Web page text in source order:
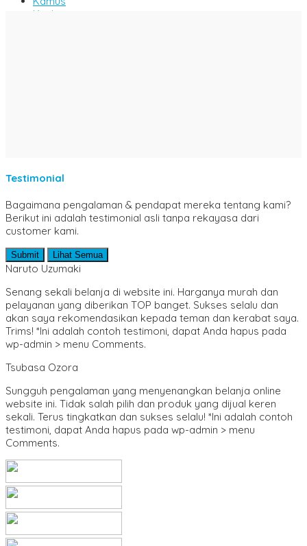
Kitab
Puisi
Sains & Teknologi
SD/ MI
Sejarah & Biografi
Seni & Bahasa Sastra
SMA/ MA
SMP/ MTS
Sosial dan Budaya
Teknik Sipil
Umum & Populer
Testimonial
Bagaimana pengalaman & pendapat mereka tentang kami?
Berikut ini adalah testimonial asli tanpa rekayasa dari
customer kami.
Submit Lihat Semua
Naruto Uzumaki
Senang sekali belanja di website ini. Harganya murah dan
pelayanan yang diberikan TOP banget. Sukses selalu dan
akan saya rekomendasikan kepada teman dan kerabat saya.
Trims! *Ini adalah contoh testimoni, dapat Anda hapus pada
wp-admin > menu Comments.
Tsubasa Ozora
Sungguh pengalaman yang menyenangkan belanja online
website ini. Tidak salah pilih dan produk yang dijual keren
sekali. Terus tingkatkan dan sukses selalu! *Ini adalah contoh
testimoni, dapat Anda hapus pada wp-admin > menu
Comments.